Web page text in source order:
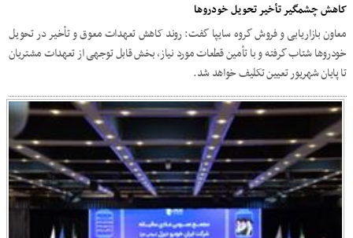
کاهش چشمگیر تأخیر تحویل خودروها
معاون بازاریابی و فروش گروه سایپا گفت: روند کاهش تعهدات معوق و تأخیر در تحویل
خودروها شتاب گرفته و با تأمین قطعات مورد نیاز، بخش قابل توجهی از تعهدات مشتریان
تا پایان شهریور تعیین تکلیف خواهد شد.